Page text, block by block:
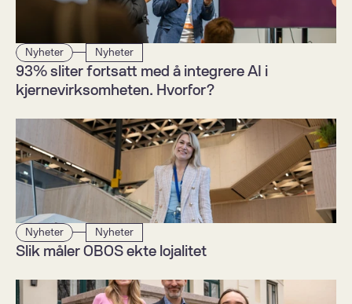
Nyheter Nyheter
93% sliter fortsatt med å integrere AI i
kjernevirksomheten. Hvorfor?
Nyheter Nyheter
Slik måler OBOS ekte lojalitet